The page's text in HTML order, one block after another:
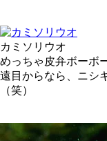
カミソリウオ
めっちゃ皮弁ボーボ
遠目からなら、ニシ
（笑）